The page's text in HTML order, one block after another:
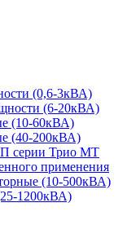
(0,6-3кВА)
(6-20кВА)
(10-60кВА)
(40-200кВА)
серии Трио МТ
применения
(10-500кВА)
1200кВА)